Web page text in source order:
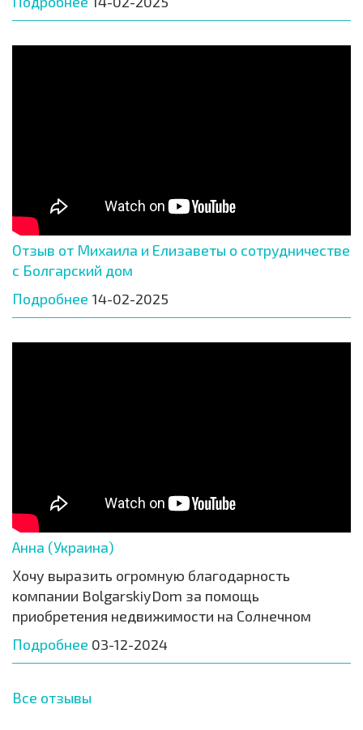
Отзыв от Михаила и Елизаветы о сотрудничестве
с Болгарский дом
Подробнее 14-02-2025
Анна (Украина)
Хочу выразить огромную благодарность
компании BolgarskiyDom за помощь
приобретения недвижимости на Солнечном
Подробнее 03-12-2024
Все отзывы